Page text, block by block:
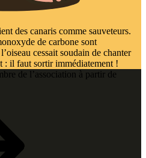
des canaris comme sauveteurs.
de carbone sont
cessait soudain de chanter
: il faut sortir immédiatement !
de l’association à partir de